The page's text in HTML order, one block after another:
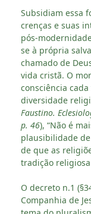
Subsidiam essa
crenças e suas
pós-
se à própria
chamado de
vida cristã. O
consciência
diversidade
Faustino.
p. 46), “Não é
plausibilidade
de que as
tradição religiosa
O decreto n.1
Companhia de